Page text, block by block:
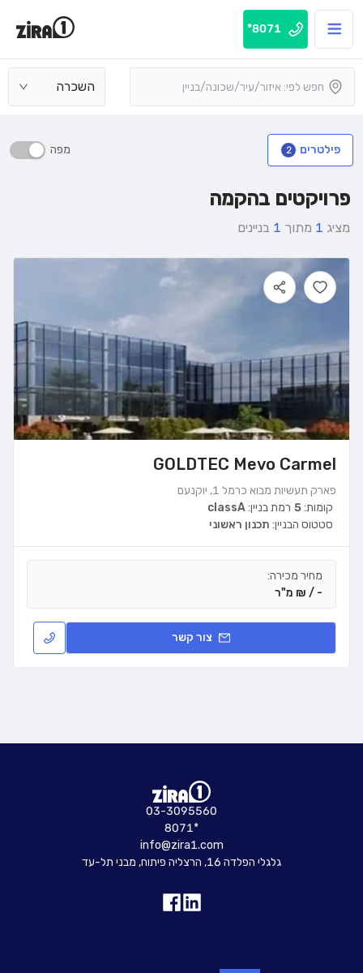
8071*
השכרה
פילטרים 2 מפה
פרויקטים בהקמה
מציג 1 מתוך 1 בניינים
GOLDTEC Mevo Carmel
פארק תעשיות מבוא כרמל 1, יוקנעם
רמת בניין:classA קומות:5
סטטוס הבניין: תכנון ראשוני
מחיר מכירה:
- / ₪ מ"ר
צור קשר
03-3095560
8071*
info@zira1.com
גלגלי הפלדה 16, הרצליה פיתוח, מבני תל-עד